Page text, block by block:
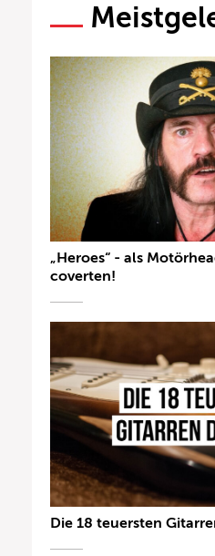
„Heroes“ - als
coverten!
Die 18 teuersten